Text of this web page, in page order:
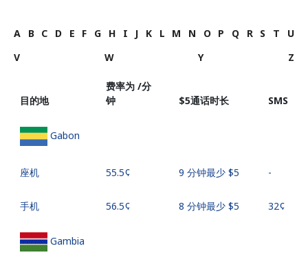
A B C D E F G H I J K L M N O P Q R S T
U
V
W Y Z
目的地
费率为 /分
钟
⁦$5⁩通话时长 SMS
Gabon
座机 ⁦55.5¢⁩ 9 分钟最少 ⁦$5⁩ -
手机 ⁦56.5¢⁩ 8 分钟最少 ⁦$5⁩ ⁦32¢⁩
Gambia